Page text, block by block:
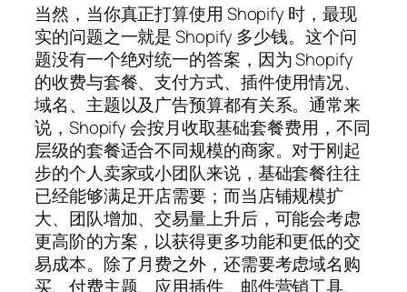
当然，当你真正打算使用 Shopify 时，最现
实的问题之一就是 Shopify 多少钱。这个问
题没有一个绝对统一的答案，因为 Shopify
的收费与套餐、支付方式、插件使用情况、
域名、主题以及广告预算都有关系。通常来
说，Shopify 会按月收取基础套餐费用，不同
层级的套餐适合不同规模的商家。对于刚起
步的个人卖家或小团队来说，基础套餐往往
已经能够满足开店需要；而当店铺规模扩
大、团队增加、交易量上升后，可能会考虑
更高阶的方案，以获得更多功能和更低的交
易成本。除了月费之外，还需要考虑域名购
买、付费主题、应用插件、邮件营销工具、